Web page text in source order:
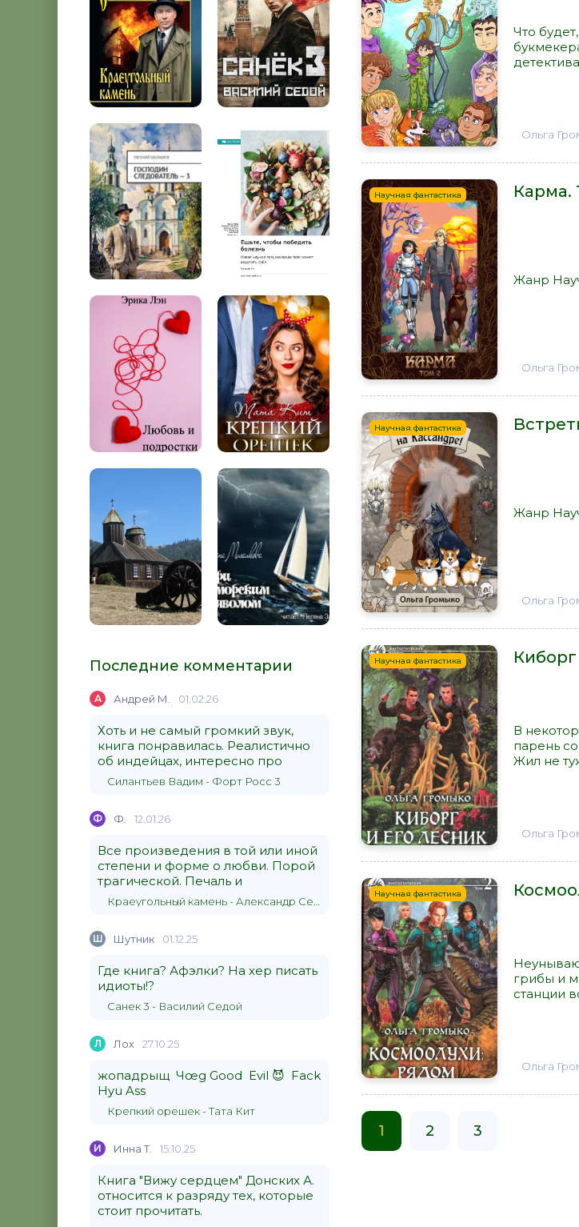
Последние комментарии
А Андрей М. 01.02.26
Хоть и не самый громкий звук,
книга понравилась. Реалистично
об индейцах, интересно про
Силантьев Вадим - Форт Росс 3
Ф Ф. 12.01.26
Все произведения в той или иной
степени и форме о любви. Порой
трагической. Печаль и
Ш Шутник 01.12.25
Где книга? Афэлки? На хер писать
идиоты!?
Санек 3 - Василий Седой
Л Лох 27.10.25
жопадрыщ Чœg Good Evil 😈 Fack
Hyu Ass
Крепкий орешек - Тата Кит
И Инна Т. 15.10.25
Книга "Вижу сердцем" Донских А.
относится к разряду тех, которые
стоит прочитать.
Что
Ольга
Научная фантастика Карма.
Жанр
Ольга
Научная фантастика
Жанр
Ольга
Научная фантастика
В
парень
Жил не
Ольга
Научная фантастика
грибы и
станции
Ольга
1 2 3